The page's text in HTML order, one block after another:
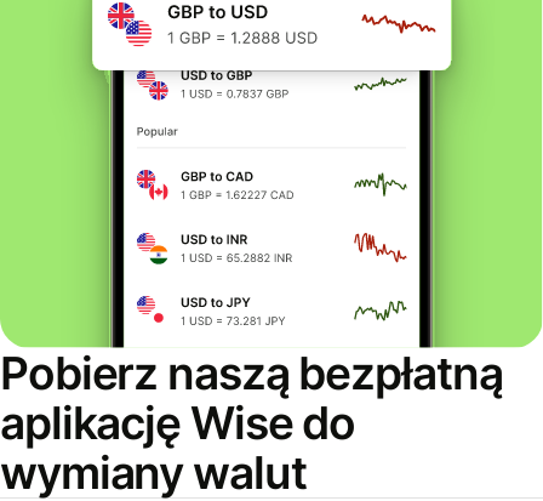
Pobierz naszą bezpłatną
aplikację Wise do
wymiany walut